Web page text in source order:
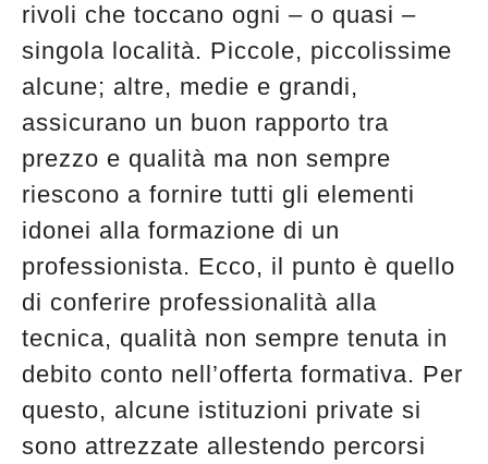
rivoli che toccano ogni – o quasi –
singola località. Piccole, piccolissime
alcune; altre, medie e grandi,
assicurano un buon rapporto tra
prezzo e qualità ma non sempre
riescono a fornire tutti gli elementi
idonei alla formazione di un
professionista. Ecco, il punto è quello
di conferire professionalità alla
tecnica, qualità non sempre tenuta in
debito conto nell’offerta formativa. Per
questo, alcune istituzioni private si
sono attrezzate allestendo percorsi